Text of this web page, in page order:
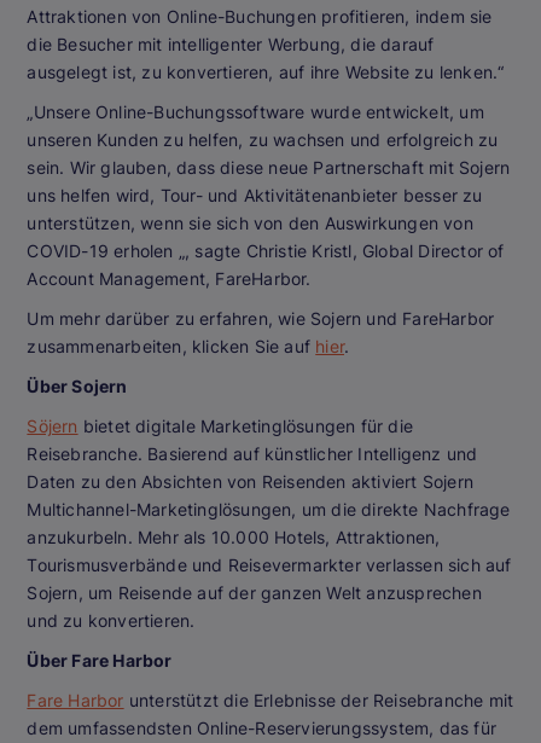
Attraktionen von Online-Buchungen profitieren, indem sie
die Besucher mit intelligenter Werbung, die darauf
ausgelegt ist, zu konvertieren, auf ihre Website zu lenken.“
„Unsere Online-Buchungssoftware wurde entwickelt, um
unseren Kunden zu helfen, zu wachsen und erfolgreich zu
sein. Wir glauben, dass diese neue Partnerschaft mit Sojern
uns helfen wird, Tour- und Aktivitätenanbieter besser zu
unterstützen, wenn sie sich von den Auswirkungen von
COVID-19 erholen „, sagte Christie Kristl, Global Director of
Account Management, FareHarbor.
Um mehr darüber zu erfahren, wie Sojern und FareHarbor
zusammenarbeiten, klicken Sie auf hier.
Über Sojern
Söjern bietet digitale Marketinglösungen für die
Reisebranche. Basierend auf künstlicher Intelligenz und
Daten zu den Absichten von Reisenden aktiviert Sojern
Multichannel-Marketinglösungen, um die direkte Nachfrage
anzukurbeln. Mehr als 10.000 Hotels, Attraktionen,
Tourismusverbände und Reisevermarkter verlassen sich auf
Sojern, um Reisende auf der ganzen Welt anzusprechen
und zu konvertieren.
Über Fare Harbor
Fare Harbor unterstützt die Erlebnisse der Reisebranche mit
dem umfassendsten Online-Reservierungssystem, das für